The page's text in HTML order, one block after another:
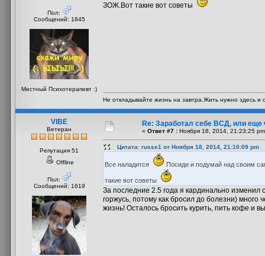
Пол:
Сообщений: 1845
Местный Психотерапевт :)
ЗОЖ.Вот такие вот советы
Не откладывайте жизнь на завтра.Жить нужно здесь и
VIBE
Ветеран
Репутация 51
Offline
Пол:
Сообщений: 1619
Re: Заработал себе ВСД, или еще
« Ответ #7 : Ноября 18, 2014, 21:23:25
Цитата: russe1 от Ноября 18, 2014, 21:10:09 pm
Все наладится Посиди и подумай над своим
такие вот советы
За последние 2.5 года я кардинально изменил
горжусь, потому как бросил до болезни)
жизнь! Осталось бросить курить, пить кофе и